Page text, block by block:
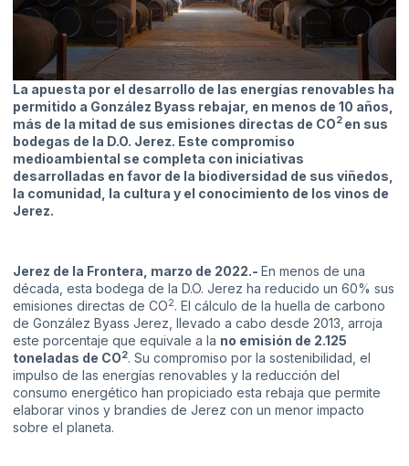
La apuesta por el desarrollo de las energías renovables ha
permitido a González Byass rebajar, en menos de 10 años,
más de la mitad de sus emisiones directas de CO2 en sus
bodegas de la D.O. Jerez. Este compromiso
medioambiental se completa con iniciativas
desarrolladas en favor de la biodiversidad de sus viñedos,
la comunidad, la cultura y el conocimiento de los vinos de
Jerez.
Jerez de la Frontera, marzo de 2022.- En menos de una
década, esta bodega de la D.O. Jerez ha reducido un 60% sus
emisiones directas de CO2. El cálculo de la huella de carbono
de González Byass Jerez, llevado a cabo desde 2013, arroja
este porcentaje que equivale a la no emisión de 2.125
toneladas de CO2. Su compromiso por la sostenibilidad, el
impulso de las energías renovables y la reducción del
consumo energético han propiciado esta rebaja que permite
elaborar vinos y brandies de Jerez con un menor impacto
sobre el planeta.